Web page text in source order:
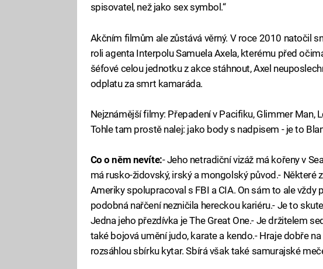
spisovatel, než jako sex symbol.“
Akčním filmům ale zůstává věrný. V roce 2010 natočil
roli agenta Interpolu Samuela Axela, kterému před
šéfové celou jednotku z akce stáhnout, Axel
odplatu za smrt kamaráda.
Nejznámější filmy: Přepadení v Pacifiku, Glimmer Man,
Tohle tam prostě nalej: jako body s nadpisem - je to
Co o něm nevíte:- Jeho netradiční vizáž má kořeny v
má rusko-židovský, irský a mongolský původ.- Některé
Ameriky spolupracoval s FBI a CIA. On sám to ale vždy
podobná nařčení nezničila hereckou kariéru.- Je to
Jedna jeho přezdívka je The Great One.- Je držitelem
také bojová umění judo, karate a kendo.- Hraje dobře
rozsáhlou sbírku kytar. Sbírá však také samurajské